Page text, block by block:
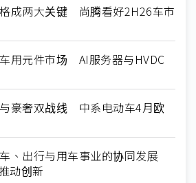
成两大关键 尚腾看好2H26车市
用元件市场 AI服务器与HVDC
豪奢双战线 中系电动车4月欧
、出行与用车事业的协同发展
动创新